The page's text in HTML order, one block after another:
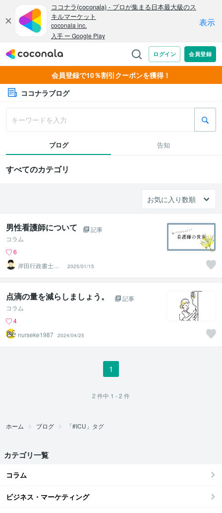
会員登録で10％割引クーポンを獲得！
ココナラブログ
ブログ 告知
すべてのカテゴリ
男性看護師について
記事
コラム
6
岸田行政書士事
務所
2025/01/15
点滴の量を減らしましょう。
記事
コラム
4
nurseke1987 2024/04/25
1
2 件中 1 - 2 件
ホーム ブログ 「#ICU」タグ
カテゴリ一覧
コラム
ビジネス・マーケティング